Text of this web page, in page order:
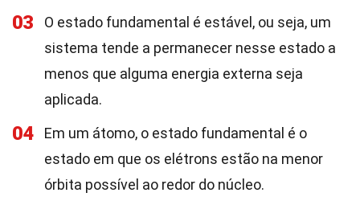
03
O estado fundamental é estável, ou seja, um
sistema tende a permanecer nesse estado a
menos que alguma energia externa seja
aplicada.
04
Em um átomo, o estado fundamental é o
estado em que os elétrons estão na menor
órbita possível ao redor do núcleo.